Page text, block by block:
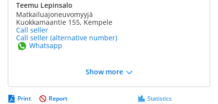
Teemu Lepinsalo
Matkailuajoneuvomyyjä
Kuokkamaantie 155, Kempele
Call seller
Call seller (alternative number)
Whatsapp
Show more
Print Statistics
Report